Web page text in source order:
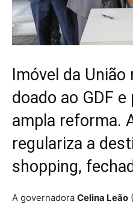
Imóvel da União
doado ao GDF
ampla reforma.
regulariza a
shopping,
A governadora Celina Leão